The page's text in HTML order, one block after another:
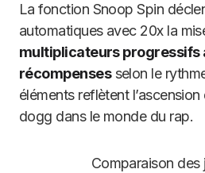
La fonction Snoop Spin
automatiques avec 20x la
multiplicateurs progressifs
récompensesselon le
éléments reflètent
dogg dans le monde du rap.
Comparaison des